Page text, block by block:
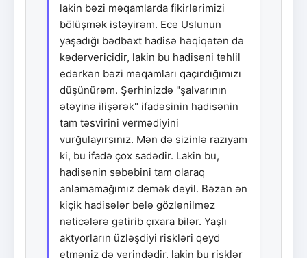
lakin bəzi məqamlarda fikirlərimizi
bölüşmək istəyirəm. Ece Uslunun
yaşadığı bədbəxt hadisə həqiqətən də
kədərvericidir, lakin bu hadisəni təhlil
edərkən bəzi məqamları qaçırdığımızı
düşünürəm. Şərhinizdə "şalvarının
ətəyinə ilişərək" ifadəsinin hadisənin
tam təsvirini vermədiyini
vurğulayırsınız. Mən də sizinlə razıyam
ki, bu ifadə çox sadədir. Lakin bu,
hadisənin səbəbini tam olaraq
anlamamağımız demək deyil. Bəzən ən
kiçik hadisələr belə gözlənilməz
nəticələrə gətirib çıxara bilər. Yaşlı
aktyorların üzləşdiyi riskləri qeyd
etməniz də yerindədir, lakin bu risklər